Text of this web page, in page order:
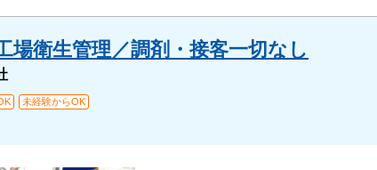
場衛生管理／調剤・接客一切なし
未経験からOK